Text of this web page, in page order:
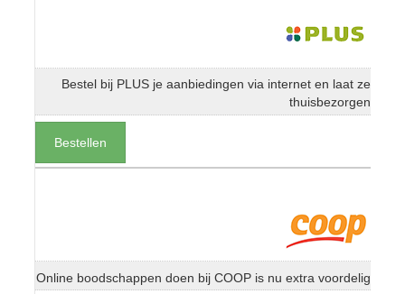
Bestel bij PLUS je aanbiedingen via internet en laat ze
thuisbezorgen
Bestellen
Online boodschappen doen bij COOP is nu extra voordelig